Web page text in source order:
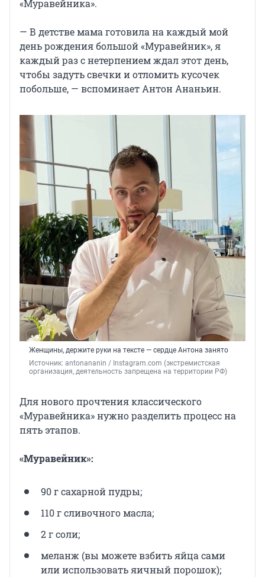
«Муравейника».
— В детстве мама готовила на каждый мой
день рождения большой «Муравейник», я
каждый раз с нетерпением ждал этот день,
чтобы задуть свечки и отломить кусочек
побольше, — вспоминает Антон Ананьин.
Женщины, держите руки на тексте — сердце Антона занято
Источник: antonananin / Instagram.com (экстремистская
организация, деятельность запрещена на территории РФ)
Для нового прочтения классического
«Муравейника» нужно разделить процесс на
пять этапов.
«Муравейник»:
90 г сахарной пудры;
110 г сливочного масла;
2 г соли;
меланж (вы можете взбить яйца сами
или использовать яичный порошок);